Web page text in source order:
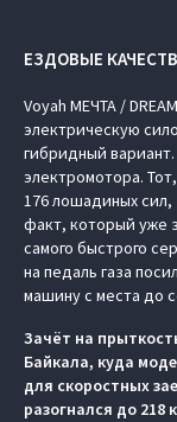
ЕЗДОВЫЕ
Voyah МЕЧТА /
электрическую
гибридный
электромотора.
176 лошадиных
факт, который уже
самого быстрого
на педаль газа
машину с места до
Зачёт на
Байкала, куда
для скоростных
разогнался до 218